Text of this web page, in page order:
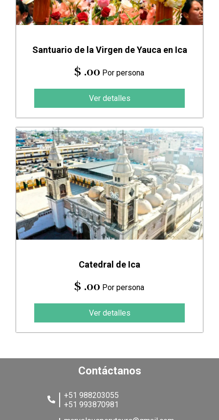
Santuario de la Virgen de Yauca en Ica
$ .00 Por persona
Ver detalles
Catedral de Ica
$ .00 Por persona
Ver detalles
Contáctanos
+51 988203055
+51 993870981